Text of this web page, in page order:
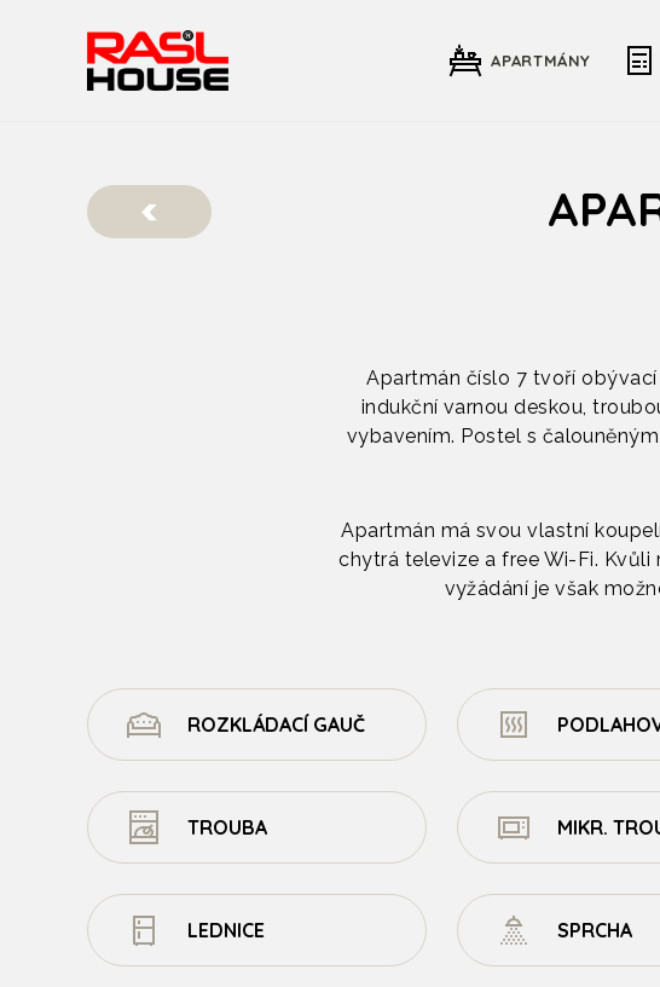
APARTMÁNY
Apartmán číslo 7 tvoří
indukční varnou deskou,
vybavením. Postel s
Apartmán má svou vlastní
chytrá televize a free Wi-Fi.
vyžádání je však
ROZKLÁDACÍ GAUČ
TROUBA MIKR.
LEDNICE SPRCHA